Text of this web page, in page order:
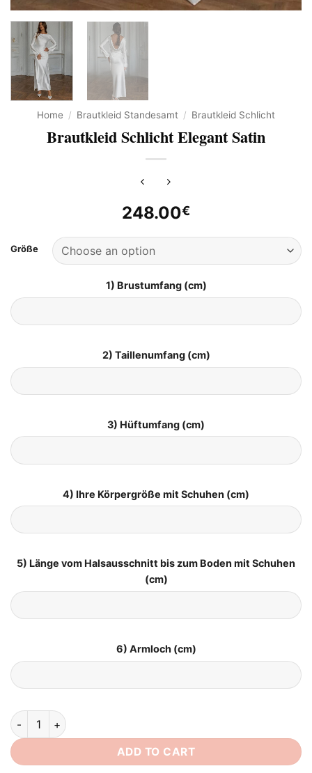
Home / Brautkleid Standesamt / Brautkleid Schlicht
Brautkleid Schlicht Elegant Satin
248.00€
Größe
1) Brustumfang (cm)
2) Taillenumfang (cm)
3) Hüftumfang (cm)
4) Ihre Körpergröße mit Schuhen (cm)
5) Länge vom Halsausschnitt bis zum Boden mit Schuhen
(cm)
6) Armloch (cm)
Brautkleid Schlicht Elegant Satin quantity
ADD TO CART